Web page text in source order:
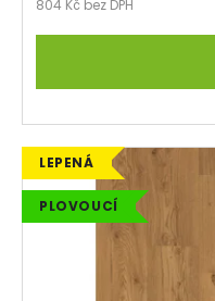
804 Kč bez DPH
LEPENÁ
PLOVOUCÍ
CLICK
Původně:
287
Kč